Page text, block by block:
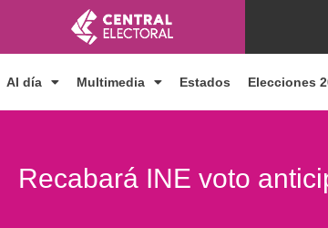
contenido
Al día Multimedia Estados Elecciones
Recabará INE voto